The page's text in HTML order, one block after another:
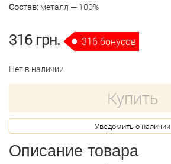
Состав: металл — 100%
316 грн. 316 бонусов
Нет в наличии
Купить
Уведомить о наличии
Описание товара